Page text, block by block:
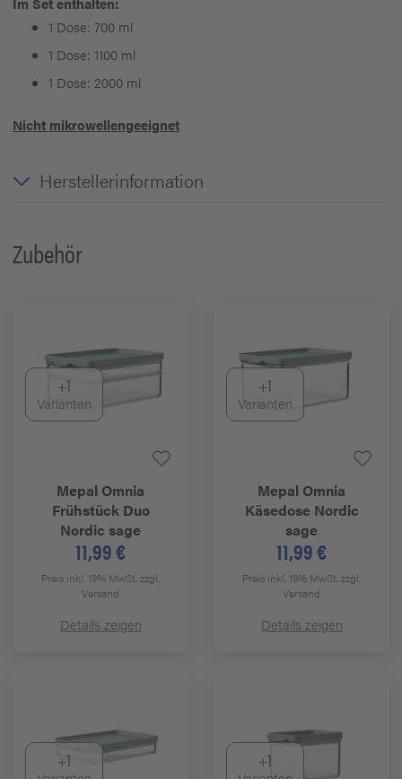
1 Dose: 700 ml
1 Dose: 1100 ml
1 Dose: 2000 ml
Nicht mikrowellengeeignet
Herstellerinformation
Zubehör
+1
Varianten
Mepal Omnia
Frühstück Duo
Nordic sage
11,99 €
Preis inkl. 19% MwSt.zzgl.
Versand
Details zeigen
+1
Varianten
Mepal Omnia
Käsedose Nordic
sage
11,99 €
Preis inkl. 19% MwSt.zzgl.
Versand
Details zeigen
+1 +1